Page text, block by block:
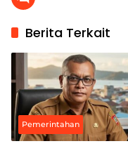
Berita Terkait
Pemerintahan